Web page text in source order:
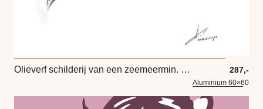
Olieverf schilderij van een zeemeermin. Kunstwerk in zwart wit en grijs tinten. 287,-
Aluminium 60×60